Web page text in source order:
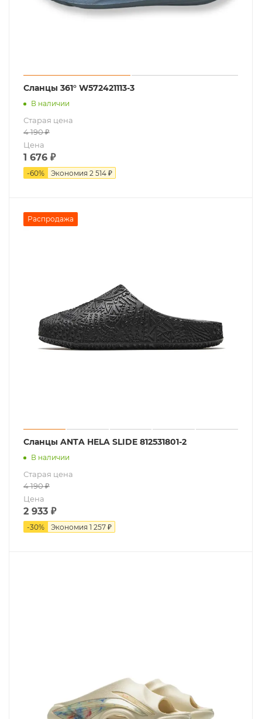
Сланцы 361° W572421113-3
В наличии
Старая цена
4 190₽
Цена
1 676 ₽
-60% Экономия 2 514 ₽
Распродажа
Сланцы ANTA HELA SLIDE 812531801-2
В наличии
Старая цена
4 190₽
Цена
2 933 ₽
-30% Экономия 1 257 ₽